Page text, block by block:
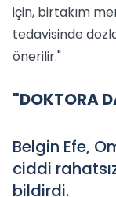
için, birtakım
tedavisinde
önerilir."
"DOKTORA
Belgin Efe,
ciddi
bildirdi.